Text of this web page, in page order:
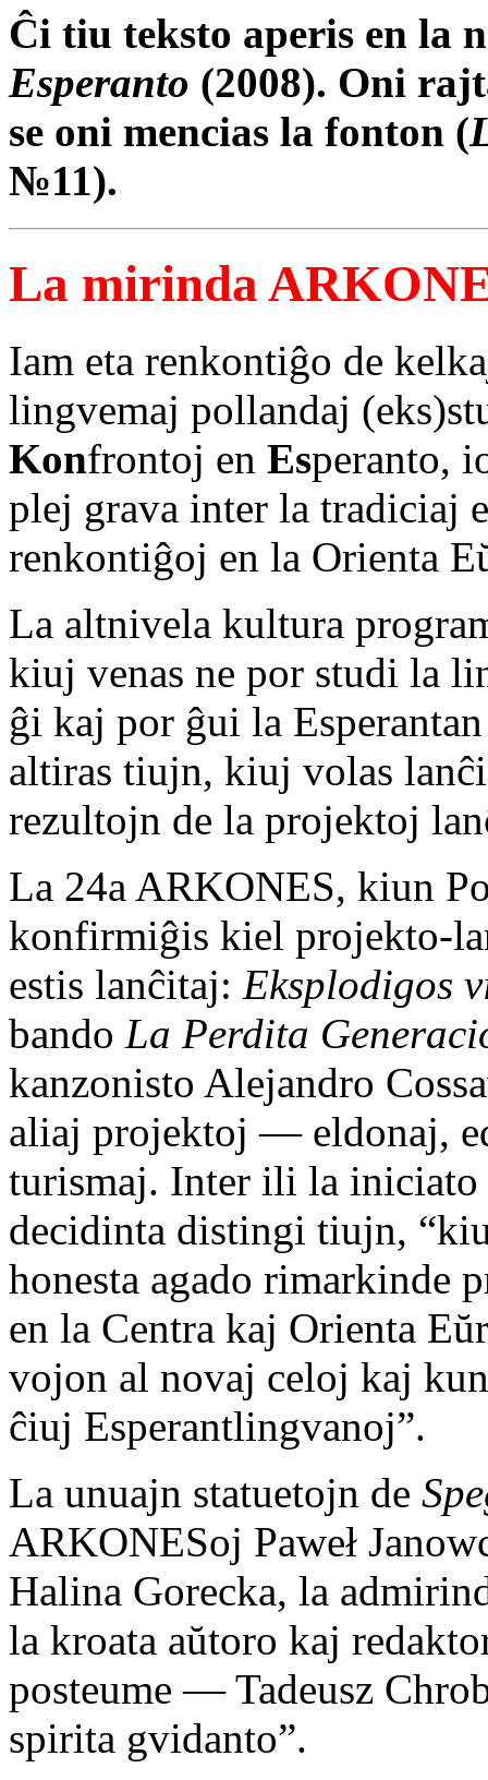
Ĉi tiu teksto aperis en la
Esperanto (2008). Oni
se oni mencias la fonton (
№11).
La mirinda
Iam eta renkontiĝo de
lingvemaj pollandaj
Konfrontoj en Esperanto,
plej grava inter la tradiciaj
renkontiĝoj en la Orienta
La altnivela kultura
kiuj venas ne por studi la
ĝi kaj por ĝui la
altiras tiujn, kiuj volas
rezultojn de la projektoj
La 24a ARKONES, kiun
konfirmiĝis kiel projekto-
estis lanĉitaj: Eksplodigos
bando La Perdita
kanzonisto Alejandro
aliaj projektoj — eldonaj,
turismaj. Inter ili la
decidinta distingi tiujn,
honesta agado rimarkinde
en la Centra kaj Orienta
vojon al novaj celoj kaj
ĉiuj Esperantlingvanoj”.
La unuajn statuetojn de
ARKONESoj Paweł
Halina Gorecka, la
la kroata aŭtoro kaj
posteume — Tadeusz
spirita gvidanto”.